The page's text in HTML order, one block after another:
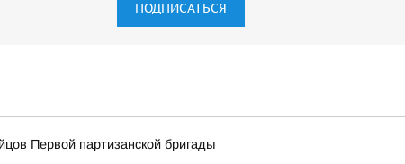
ПОДПИСАТЬСЯ
Первой партизанской бригады